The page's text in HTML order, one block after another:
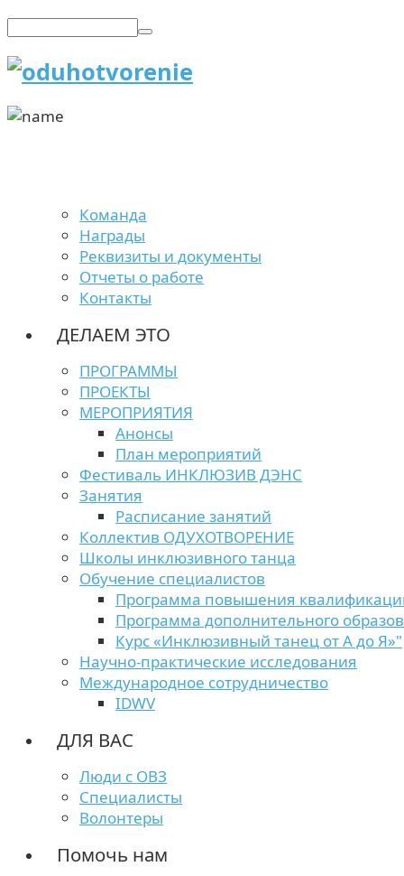
Команда
Награды
Реквизиты и документы
Отчеты о работе
Контакты
ДЕЛАЕМ ЭТО
ПРОГРАММЫ
ПРОЕКТЫ
МЕРОПРИЯТИЯ
Анонсы
План мероприятий
Фестиваль ИНКЛЮЗИВ ДЭНС
Занятия
Расписание занятий
Коллектив ОДУХОТВОРЕНИЕ
Школы инклюзивного танца
Обучение специалистов
Программа повышения
Программа дополнительного
Курс «Инклюзивный танец от А до Я»"
Научно-практические исследования
Международное сотрудничество
IDWV
ДЛЯ ВАС
Люди с ОВЗ
Специалисты
Волонтеры
Помочь нам